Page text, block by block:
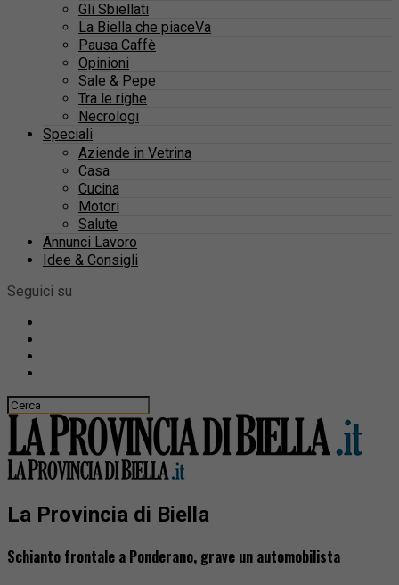
Gli Sbiellati
La Biella che piaceVa
Pausa Caffè
Opinioni
Sale & Pepe
Tra le righe
Necrologi
Speciali
Aziende in Vetrina
Casa
Cucina
Motori
Salute
Annunci Lavoro
Idee & Consigli
Seguici su
La Provincia di Biella
Schianto frontale a Ponderano, grave un automobilista